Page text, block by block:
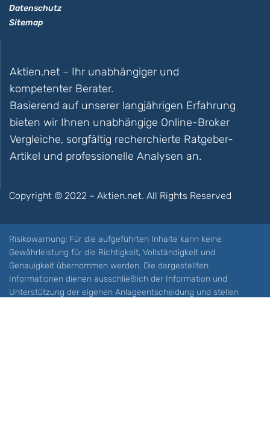
Datenschutz
Sitemap
Aktien.net – Ihr unabhängiger und
kompetenter Berater.
Basierend auf unserer langjährigen Erfahrung
bieten wir Ihnen unabhängige Online-Broker
Vergleiche, sorgfältig recherchierte Ratgeber-
Artikel und professionelle Analysen an.
Copyright © 2022 – Aktien.net. All Rights Reserved
Risikowarnung: Für die aufgeführten Inhalte kann keine
Gewährleistung für die Richtigkeit, Vollständigkeit und
Genauigkeit übernommen werden. Die dargestellten
Informationen dienen ausschließlich der Information und
Unterstützung der eigenen Anlageentscheidung und stellen